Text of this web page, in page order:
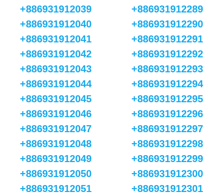
+886931912039
+886931912040
+886931912041
+886931912042
+886931912043
+886931912044
+886931912045
+886931912046
+886931912047
+886931912048
+886931912049
+886931912050
+886931912051
+886931912289
+886931912290
+886931912291
+886931912292
+886931912293
+886931912294
+886931912295
+886931912296
+886931912297
+886931912298
+886931912299
+886931912300
+886931912301